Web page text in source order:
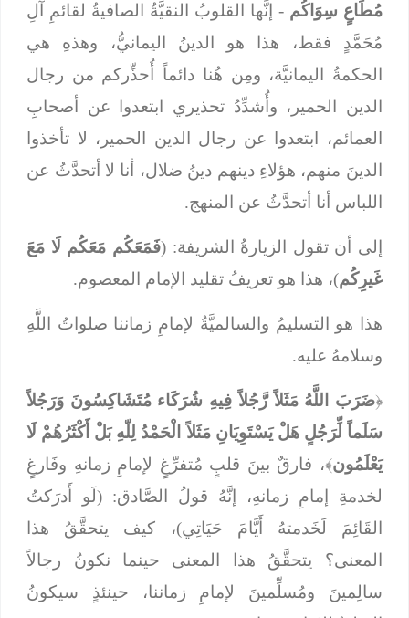
مُطَاعٍ سِوَاكُم - إنَّها القلوبُ النقيَّةُ الصافيةُ لقائمِ آلِ
مُحَمَّدٍ فقط، هذا هو الدينُ اليمانيُّ، وهذهِ هي
الحكمةُ اليمانيَّة، ومِن هُنا دائماً أُحذِّركم من رجال
الدين الحمير، وأُشدِّدُ تحذيري ابتعدوا عن أصحابِ
العمائم، ابتعدوا عن رجال الدين الحمير، لا تأخذوا
الدينَ منهم، هؤلاءِ دينهم دينُ ضلال، أنا لا أتحدَّثُ عن
اللباس أنا أتحدَّثُ عن المنهج.
إلى أن تقول الزيارةُ الشريفة: ( فَمَعَكُم مَعَكُم لَا مَعَ
غَيرِكُم)، هذا هو تعريفُ تقليد الإمام المعصوم.
هذا هو التسليمُ والسالميَّةُ لإمامِ زماننا صلواتُ اللَّهِ
وسلامهُ عليه.
﴿ضَرَبَ اللَّهُ مَثَلاً رَّجُلاً فِيهِ شُرَكَاء مُتَشَاكِسُونَ وَرَجُلاً
سَلَماً لِّرَجُلٍ هَلْ يَسْتَوِيَانِ مَثَلاً الْحَمْدُ لِلّهِ بَلْ أَكْثَرُهُمْ لَا
يَعْلَمُون﴾، فارقٌ بينَ قلبٍ مُتفرِّغٍ لإمامِ زمانهِ وفَارغٍ
لخدمةِ إمامِ زمانهِ، إنَّهُ قولُ الصَّادق: (لَو أَدرَكتُ
القَائِمَ لَخَدمتهُ أَيَّامَ حَيَاتِي)، كيف يتحقَّقُ هذا
المعنى؟ يتحقَّقُ هذا المعنى حينما نكونُ رجالاً
سالِمينَ ومُسلِّمينَ لإمامِ زماننا، حينئذٍ سيكونُ